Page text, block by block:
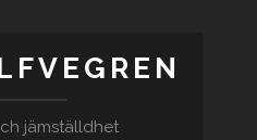
jämställdhet